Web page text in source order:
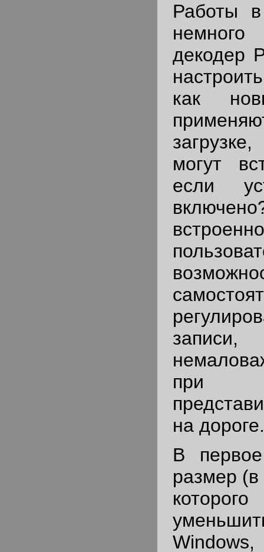
Работы в
декодер
как
могут
если
при
на дороге.
В
размер (в